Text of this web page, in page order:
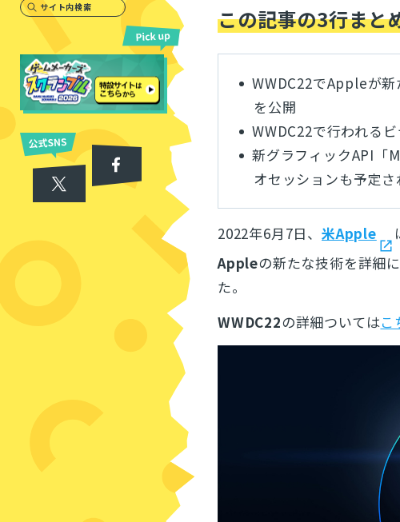
サイト内検索 この記事の3行まと
WWDC22でAppleが
を公開
WWDC22で行われる
新グラフィックAPI「
オセッションも予定さ
2022年6月7日、米Apple
Appleの新たな技術を詳細
た。
WWDC22の詳細ついてはこ